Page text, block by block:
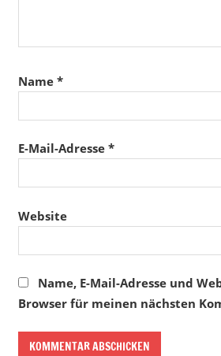
Name *
E-Mail-Adresse *
Website
Name, E-Mail-Adresse und
Browser für meinen nächsten